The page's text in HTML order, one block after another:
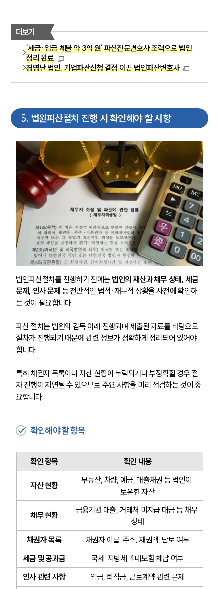
소식/자료
언론보도
공지사항
뉴스레터/브로슈어
세미나
대륜법률상담예약
대륜법률상담예약
더보기
‘세금·임금 체불 약 3억 원’ 파산전문변호사 조력으로 법인
정리 완료
경영난 법인, 기업파산신청 결정 이끈 법인파산변호사
5. 법원파산절차 진행 시 확인해야 할 사항
법인파산절차를 진행하기 전에는 법인의 재산과 채무 상태, 세금
문제, 인사 문제 등 전반적인 법적·재무적 상황을 사전에 확인하
는 것이 필요합니다.
파산 절차는 법원의 감독 아래 진행되며 제출된 자료를 바탕으로
절차가 진행되기 때문에 관련 정보가 정확하게 정리되어 있어야
합니다.
특히 채권자 목록이나 자산 현황이 누락되거나 부정확할 경우 절
차 진행이 지연될 수 있으므로 주요 사항을 미리 점검하는 것이 중
요합니다.
확인해야 할 항목
확인 항목 확인 내용
자산 현황
부동산, 차량, 예금, 매출채권 등 법인이
보유한 자산
채무 현황
금융기관 대출, 거래처 미지급 대금 등 채무
상태
채권자 목록
채권자 이름, 주소, 채권액, 담보 여부
세금 및 공과금
국세, 지방세, 4대보험 체납 여부
인사 관련 사항
임금, 퇴직금, 근로계약 관련 문제